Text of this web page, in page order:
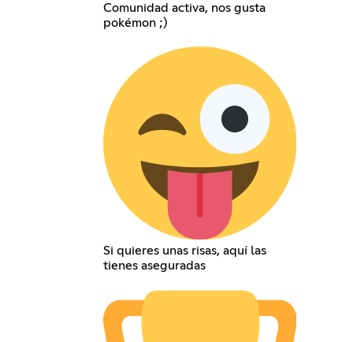
Comunidad activa, nos gusta
pokémon ;)
Si quieres unas risas, aquí las
tienes aseguradas